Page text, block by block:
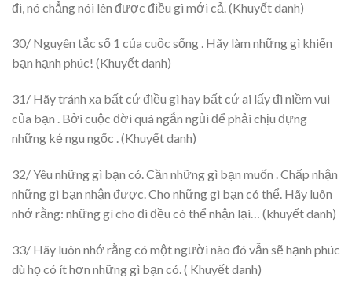
đi, nó chẳng nói lên được điều gì mới cả. (Khuyết danh)
30/ Nguyên tắc số 1 của cuộc sống . Hãy làm những gì khiến
bạn hạnh phúc! (Khuyết danh)
31/ Hãy tránh xa bất cứ điều gì hay bất cứ ai lấy đi niềm vui
của bạn . Bởi cuộc đời quá ngắn ngủi để phải chịu đựng
những kẻ ngu ngốc . (Khuyết danh)
32/ Yêu những gì bạn có. Cần những gì bạn muốn . Chấp nhận
những gì bạn nhận được. Cho những gì bạn có thể. Hãy luôn
nhớ rằng: những gì cho đi đều có thể nhận lại… (khuyết danh)
33/ Hãy luôn nhớ rằng có một người nào đó vẫn sẽ hạnh phúc
dù họ có ít hơn những gì bạn có. ( Khuyết danh)